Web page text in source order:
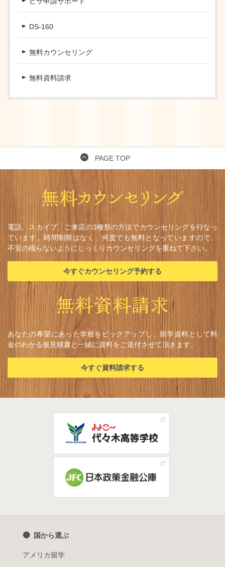
DS-160
無料カウンセリング
無料資料請求
PAGE TOP
電話、スカイプ、ご来店の3種類の方法でカウンセリングを行なっ
ています。時間制限はなく、何度でも無料となっていますので、
不安の残らないようにじっくりカウンセリングを重ねて下さい。
今すぐカウンセリング予約する
あなたの希望にあった学校をピックアップし、留学資料として料
金のわかる仮見積書と一緒に資料をご送付させて頂きます。
今すぐ資料請求する
国から選ぶ
アメリカ留学